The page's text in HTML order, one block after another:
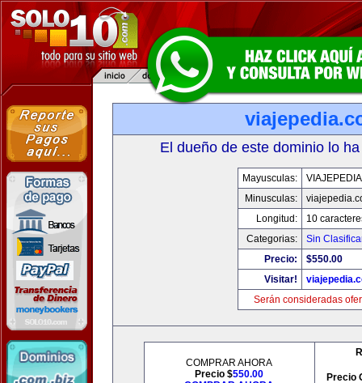
El dueño de este dominio lo
Mayusculas:
Minusculas:
Longitud:
10
Categorias:
Sin
Precio:
$550.00
Visitar!
Serán consideradas
COMPRAR AHORA
Precio $550.00
Precio